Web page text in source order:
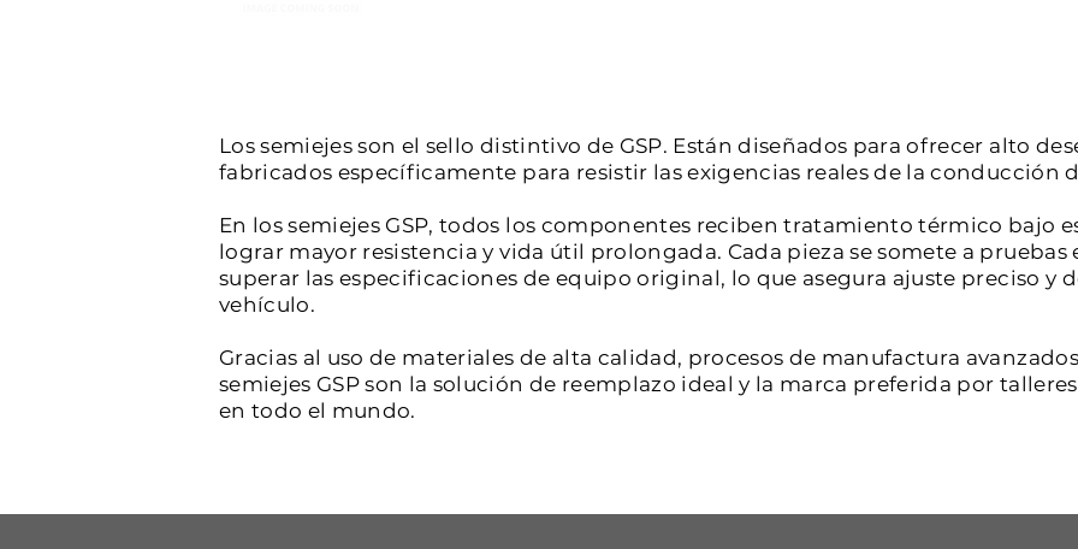
Los semiejes son el sello distintivo de GSP. Están diseñados para ofrecer alto
fabricados específicamente para resistir las exigencias reales de la conducción
En los semiejes GSP, todos los componentes reciben tratamiento térmico bajo
lograr mayor resistencia y vida útil prolongada. Cada pieza se somete a
superar las especificaciones de equipo original, lo que asegura ajuste preciso y
vehículo.
Gracias al uso de materiales de alta calidad, procesos de manufactura
semiejes GSP son la solución de reemplazo ideal y la marca preferida por
en todo el mundo.